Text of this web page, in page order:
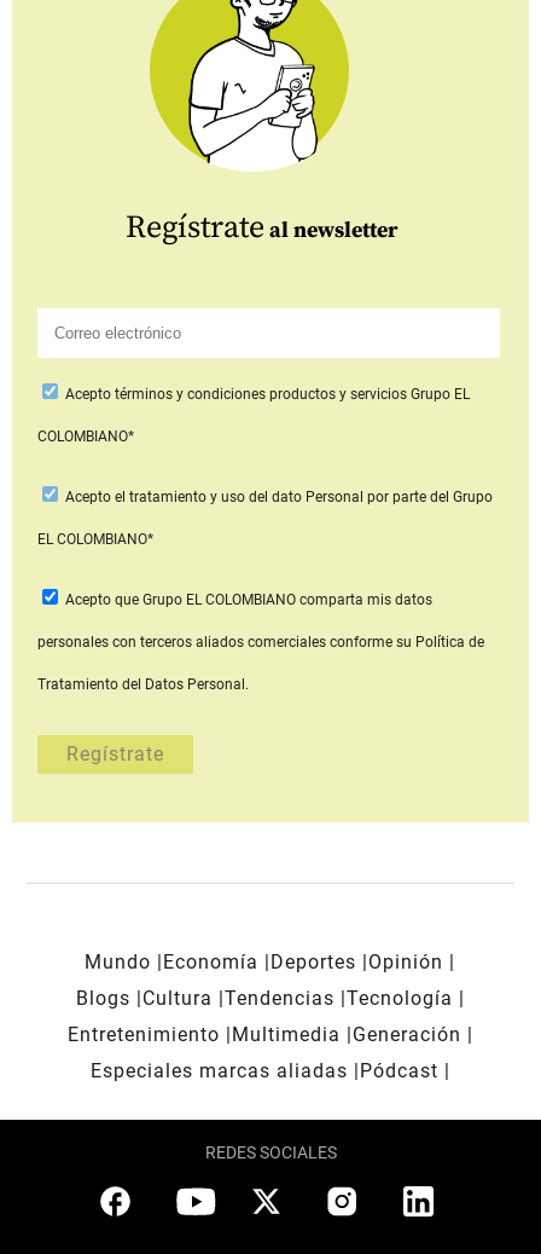
Regístrate al newsletter
Aceptotérminos y condiciones productos y serviciosGrupo EL
COLOMBIANO*
Acepto el tratamiento y uso del dato Personal por parte del Grupo
EL COLOMBIANO*
Acepto que Grupo EL COLOMBIANOcomparta mis datos
personales con terceros aliados comerciales conforme su Política de
Tratamiento del Datos Personal.
Mundo Economía Deportes
Opinión
Blogs
Cultura Tendencias Tecnología
Entretenimiento
Multimedia
Generación
Especiales marcas aliadas
Pódcast
REDES SOCIALES